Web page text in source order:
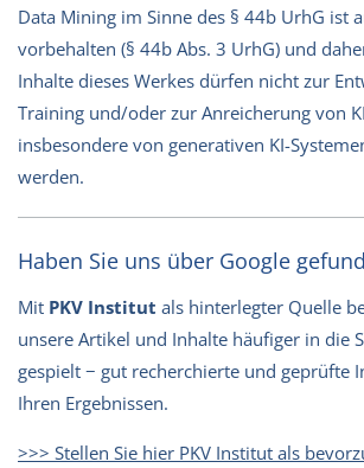
Data Mining im Sinne des § 44b UrhG ist
vorbehalten (§ 44b Abs. 3 UrhG) und
Inhalte dieses Werkes dürfen nicht zur
Training und/oder zur Anreicherung von
insbesondere von generativen KI-
werden.
Haben Sie uns über Google
Mit PKV Institut als hinterlegter Quelle
unsere Artikel und Inhalte häufiger in die
gespielt − gut recherchierte und geprüfte
Ihren Ergebnissen.
>>> Stellen Sie hier PKV Institut als